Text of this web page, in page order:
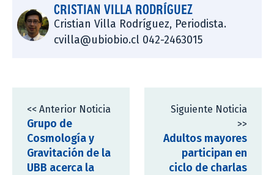
CRISTIAN VILLA RODRÍGUEZ
Cristian Villa Rodríguez, Periodista.
cvilla@ubiobio.cl 042-2463015
<< Anterior Noticia
Grupo de
Cosmología y
Gravitación de la
UBB acerca la
Siguiente Noticia
>>
Adultos mayores
participan en
ciclo de charlas